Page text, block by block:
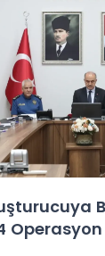
Operasyon